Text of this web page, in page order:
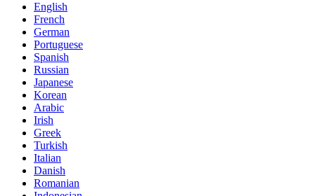
English
French
German
Portuguese
Spanish
Russian
Japanese
Korean
Arabic
Irish
Greek
Turkish
Italian
Danish
Romanian